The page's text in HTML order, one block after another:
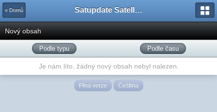
« Domů Satupdate Satellite Support Project
Nový obsah
Podle typu Podle času
Je nám líto, žádný nový obsah nebyl nalezen.
Plná verze Čeština